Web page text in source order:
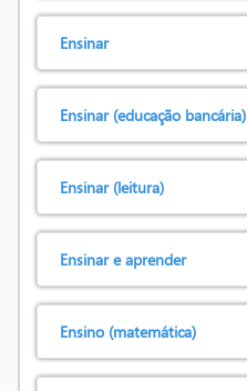
Ensinar
Ensinar (educação bancária)
Ensinar (leitura)
Ensinar e aprender
Ensino (matemática)